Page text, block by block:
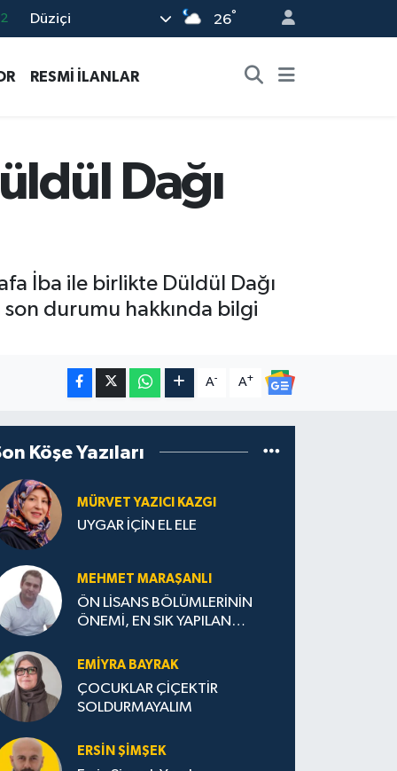
Düziçi 26°
RESMİ İLANLAR
Dağı
İba ile birlikte Düldül Dağı
durumu hakkında bilgi
A- A+
Köşe Yazıları
MÜRVET YAZICI KAZGI
UYGAR İÇİN EL ELE
MEHMET MARAŞANLI
ÖN LİSANS BÖLÜMLERİNİN
ÖNEMİ, EN SIK YAPILAN
STRATEJİLERİ
EMIYRA BAYRAK
ÇOCUKLAR ÇİÇEKTİR
SOLDURMAYALIM
ERSIN ŞIMŞEK